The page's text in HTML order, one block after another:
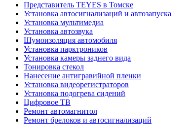
Представитель TEYES в Томске
Установка автосигнализаций и автозапуска
Установка мультимедиа
Установка автозвука
Шумоизоляция автомобиля
Установка парктроников
Установка камеры заднего вида
Тонировка стекол
Нанесение антигравийной пленки
Установка видеорегистраторов
Установка подогрева сидений
Цифровое ТВ
Ремонт автомагнитол
Ремонт брелоков и автосигнализаций